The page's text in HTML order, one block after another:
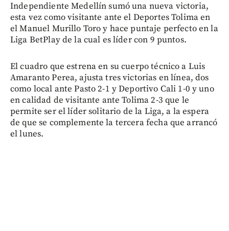
Independiente Medellín sumó una nueva victoria,
esta vez como visitante ante el Deportes Tolima en
el Manuel Murillo Toro y hace puntaje perfecto en la
Liga BetPlay de la cual es líder con 9 puntos.
El cuadro que estrena en su cuerpo técnico a Luis
Amaranto Perea, ajusta tres victorias en línea, dos
como local ante Pasto 2-1 y Deportivo Cali 1-0 y uno
en calidad de visitante ante Tolima 2-3 que le
permite ser el líder solitario de la Liga, a la espera
de que se complemente la tercera fecha que arrancó
el lunes.